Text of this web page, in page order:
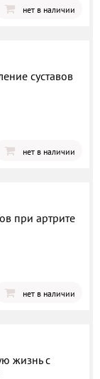
нет в наличии
суставов
нет в наличии
при артрите
нет в наличии
жизнь с